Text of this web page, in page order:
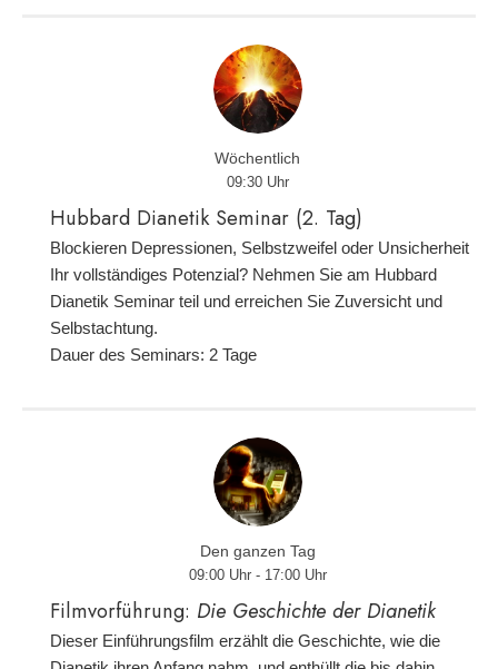
Wöchentlich
09:30 Uhr
Hubbard Dianetik Seminar (2. Tag)
Blockieren Depressionen, Selbstzweifel oder Unsicherheit
Ihr vollständiges Potenzial? Nehmen Sie am Hubbard
Dianetik Seminar teil und erreichen Sie Zuversicht und
Selbstachtung.
Dauer des Seminars: 2 Tage
Den ganzen Tag
09:00 Uhr - 17:00 Uhr
Filmvorführung: Die Geschichte der Dianetik
Dieser Einführungsfilm erzählt die Geschichte, wie die